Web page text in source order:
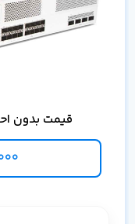
قیمت بدون